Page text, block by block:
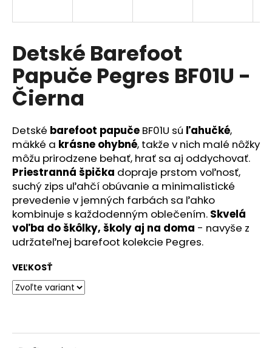
Detské Barefoot
Papuče Pegres BF01U -
Čierna
Detské barefoot papuče BF01U sú ľahučké,
mäkké a krásne ohybné, takže v nich malé nôžky
môžu prirodzene behať, hrať sa aj oddychovať.
Priestranná špička dopraje prstom voľnosť,
suchý zips uľahčí obúvanie a minimalistické
prevedenie v jemných farbách sa ľahko
kombinuje s každodenným oblečením. Skvelá
voľba do škôlky, školy aj na doma - navyše z
udržateľnej barefoot kolekcie Pegres.
VEĽKOSŤ
s
ť
?
HĽADAŤ
O
d
p
o
r
ú
č
a
m